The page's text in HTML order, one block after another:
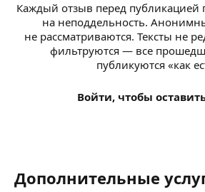
Каждый отзыв перед публикацией
на неподдельность.
не рассматриваются. Тексты не
фильтруются — все
публикуются «как
Войти, чтобы
Дополнительные